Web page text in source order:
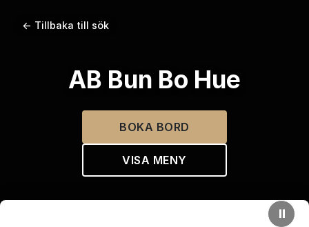
← Tillbaka till sök
AB Bun Bo Hue
BOKA BORD
VISA MENY
⏸